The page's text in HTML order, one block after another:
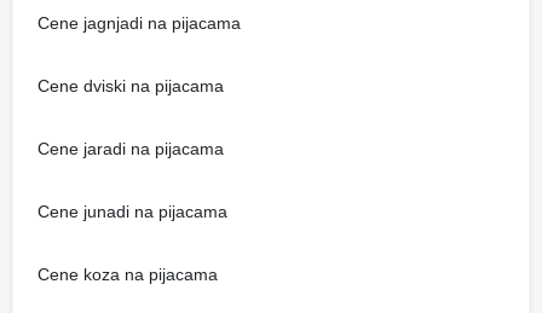
Cene jagnjadi na pijacama
Cene dviski na pijacama
Cene jaradi na pijacama
Cene junadi na pijacama
Cene koza na pijacama